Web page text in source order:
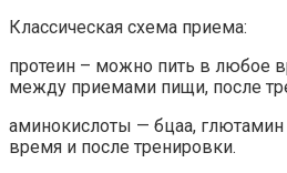
Классическая схема приема:
протеин – можно пить в любое
между приемами пищи, после
аминокислоты — бцаа, глютамин
время и после тренировки.